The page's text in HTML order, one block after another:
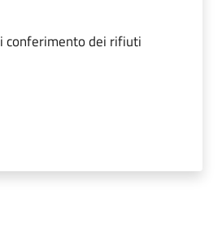
conferimento dei rifiuti